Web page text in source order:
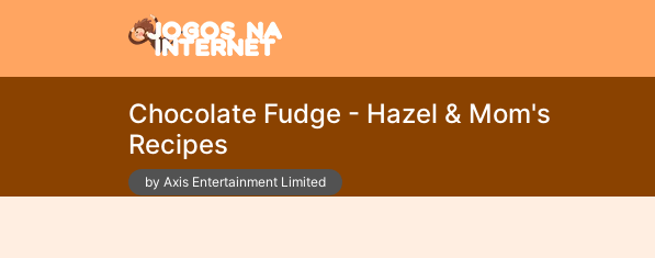
Chocolate Fudge - Hazel & Mom's
Recipes
by Axis Entertainment Limited